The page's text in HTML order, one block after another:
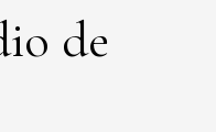
LOUER LA RÉGION
de